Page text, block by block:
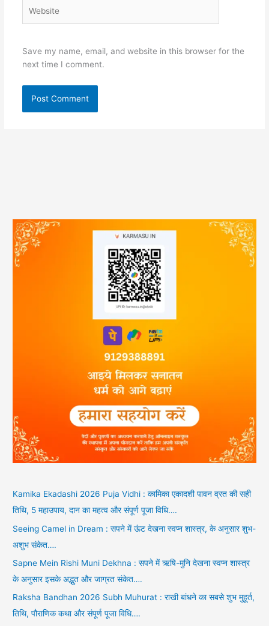
Save my name, email, and website in this browser for the
next time I comment.
Kamika Ekadashi 2026 Puja Vidhi : कामिका एकादशी पावन व्रत की सही
तिथि, 5 महाउपाय, दान का महत्व और संपूर्ण पूजा विधि….
Seeing Camel in Dream : सपने में ऊंट देखना स्वप्न शास्त्र, के अनुसार शुभ-
अशुभ संकेत….
Sapne Mein Rishi Muni Dekhna : सपने में ऋषि-मुनि देखना स्वप्न शास्त्र
के अनुसार इसके अद्भुत और जाग्रत संकेत….
Raksha Bandhan 2026 Subh Muhurat : राखी बांधने का सबसे शुभ मुहूर्त,
तिथि, पौराणिक कथा और संपूर्ण पूजा विधि….